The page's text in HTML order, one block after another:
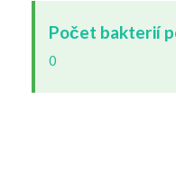
Počet bakterií
0